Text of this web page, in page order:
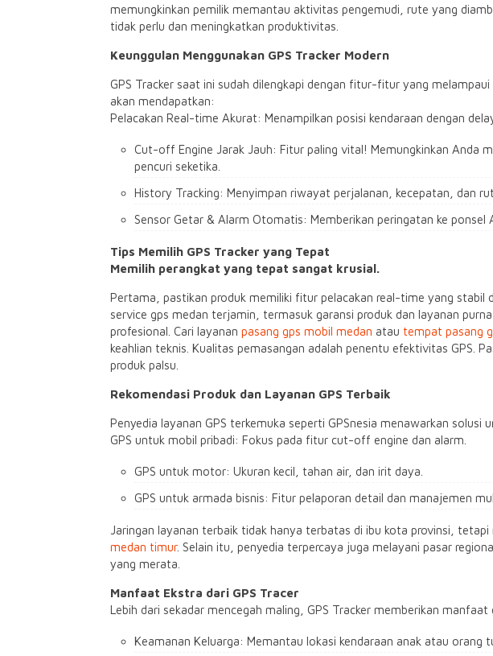
memungkinkan pemilik memantau aktivitas pengemudi, rute yang
tidak perlu dan meningkatkan produktivitas.
Keunggulan Menggunakan GPS Tracker Modern
GPS Tracker saat ini sudah dilengkapi dengan fitur-fitur yang melampaui
akan mendapatkan:
Pelacakan Real-time Akurat: Menampilkan posisi kendaraan dengan
Cut-off Engine Jarak Jauh: Fitur paling vital! Memungkinkan Anda
pencuri seketika.
History Tracking: Menyimpan riwayat perjalanan, kecepatan, dan
Sensor Getar & Alarm Otomatis: Memberikan peringatan ke
Tips Memilih GPS Tracker yang Tepat
Memilih perangkat yang tepat sangat krusial.
Pertama, pastikan produk memiliki fitur pelacakan real-time yang stabil
service gps medan terjamin, termasuk garansi produk dan layanan
profesional. Cari layanan pasang gps mobil medan atau tempat pasang
keahlian teknis. Kualitas pemasangan adalah penentu efektivitas GPS.
produk palsu.
Rekomendasi Produk dan Layanan GPS Terbaik
Penyedia layanan GPS terkemuka seperti GPSnesia menawarkan solusi
GPS untuk mobil pribadi: Fokus pada fitur cut-off engine dan alarm.
GPS untuk motor: Ukuran kecil, tahan air, dan irit daya.
GPS untuk armada bisnis: Fitur pelaporan detail dan manajemen
Jaringan layanan terbaik tidak hanya terbatas di ibu kota provinsi, tetapi
medan timur. Selain itu, penyedia terpercaya juga melayani pasar
yang merata.
Manfaat Ekstra dari GPS Tracer
Lebih dari sekadar mencegah maling, GPS Tracker memberikan manfaat
Keamanan Keluarga: Memantau lokasi kendaraan anak atau orang